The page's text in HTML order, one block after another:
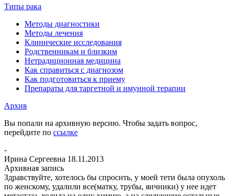
Типы рака
Методы диагностики
Методы лечения
Клинические исследования
Родственникам и близким
Нетрадиционная медицина
Как справиться с диагнозом
Как подготовиться к приему
Препараты для таргетной и имунной терапии
Архив
Вы попали на архивную версию. Чтобы задать вопрос,
перейдите по ссылке
-
Ирина Сергеевна 18.11.2013
Архивная запись
Здравствуйте, хотелось бы спросить, у моей тети была опухоль
по женскому, удалили все(матку, трубы, яичники) у нее идет